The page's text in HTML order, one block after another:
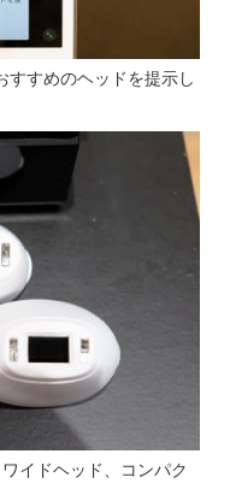
すすめのヘッドを提示し
イドヘッド、コンパク